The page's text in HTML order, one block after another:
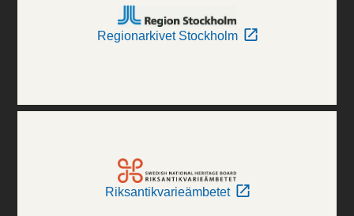
Regionarkivet Stockholm
Riksantikvarieämbetet